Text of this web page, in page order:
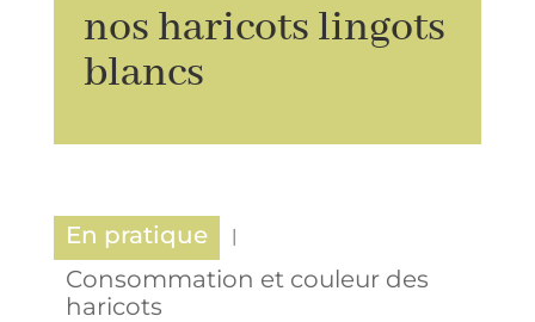
nos haricots lingots
blancs
En pratique
Consommation et couleur des
haricots